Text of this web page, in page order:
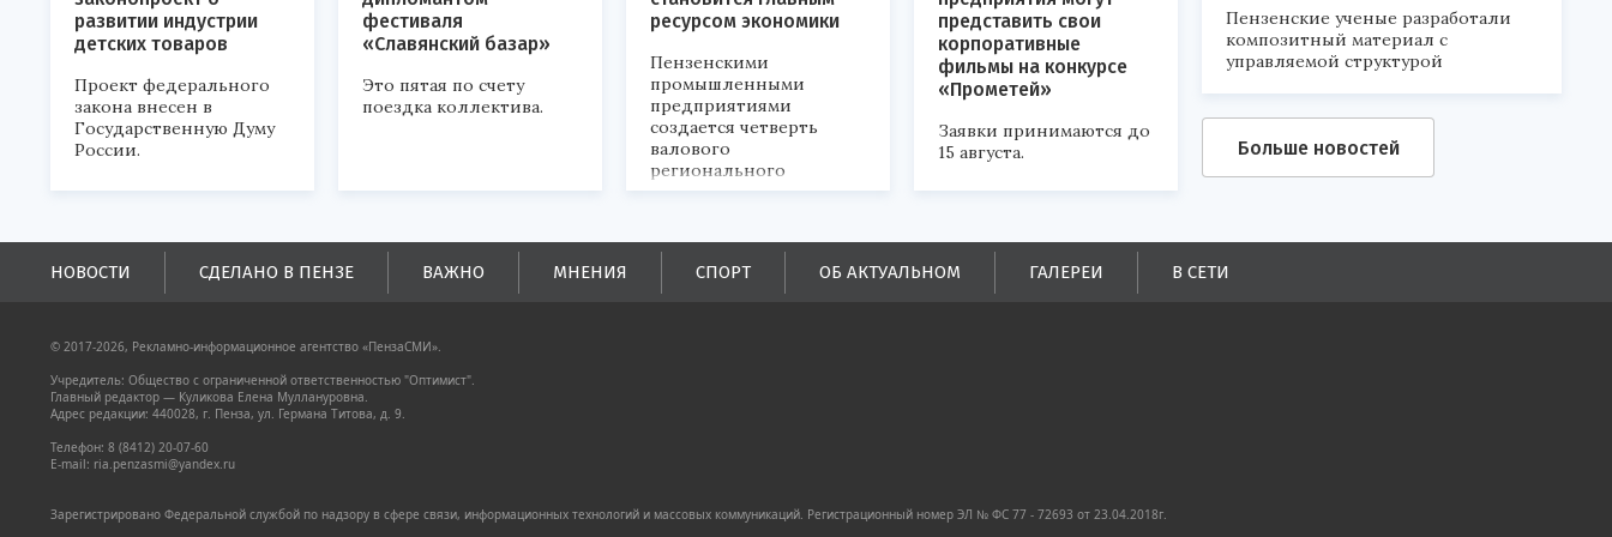
развитии индустрии
детских товаров
Проект федерального
закона внесен в
Государственную Думу
России.
фестиваля
«Славянский базар»
Это пятая по счету
поездка коллектива.
ресурсом экономики
Пензенскими
промышленными
предприятиями
создается четверть
валового
регионального
продукта и
поступлений в
бюджеты всех уровней.
представить свои
корпоративные
фильмы на конкурсе
«Прометей»
Заявки принимаются до
15 августа.
Пензенские ученые разработали
композитный материал с
управляемой структурой
Больше новостей
НОВОСТИ СДЕЛАНО В ПЕНЗЕ ВАЖНО МНЕНИЯ СПОРТ ОБ АКТУАЛЬНОМ ГАЛЕРЕИ В СЕТИ
© 2017-2026, Рекламно-информационное агентство «ПензаСМИ».
Учредитель: Общество с ограниченной ответственностью "Оптимист".
Главный редактор — Куликова Елена Муллануровна.
Адрес редакции: 440028, г. Пенза, ул. Германа Титова, д. 9.
Телефон: 8 (8412) 20-07-60
E-mail: ria.penzasmi@yandex.ru
Зарегистрировано Федеральной службой по надзору в сфере связи, информационных технологий и массовых коммуникаций. Регистрационный номер ЭЛ № ФС 77 - 72693 от 23.04.2018г.